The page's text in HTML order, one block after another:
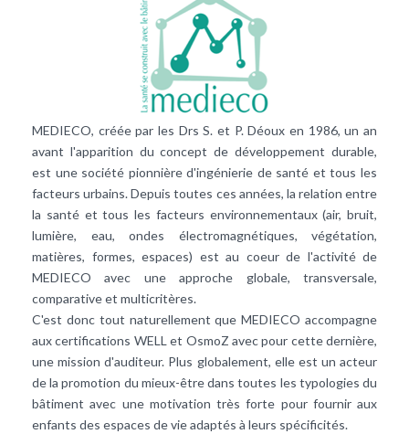
MEDIECO, créée par les Drs S. et P. Déoux en 1986, un an
avant l'apparition du concept de développement durable,
est une société pionnière d'ingénierie de santé et tous les
facteurs urbains. Depuis toutes ces années, la relation entre
la santé et tous les facteurs environnementaux (air, bruit,
lumière, eau, ondes électromagnétiques, végétation,
matières, formes, espaces) est au coeur de l'activité de
MEDIECO avec une approche globale, transversale,
comparative et multicritères.
C'est donc tout naturellement que MEDIECO accompagne
aux certifications WELL et OsmoZ avec pour cette dernière,
une mission d'auditeur. Plus globalement, elle est un acteur
de la promotion du mieux-être dans toutes les typologies du
bâtiment avec une motivation très forte pour fournir aux
enfants des espaces de vie adaptés à leurs spécificités.